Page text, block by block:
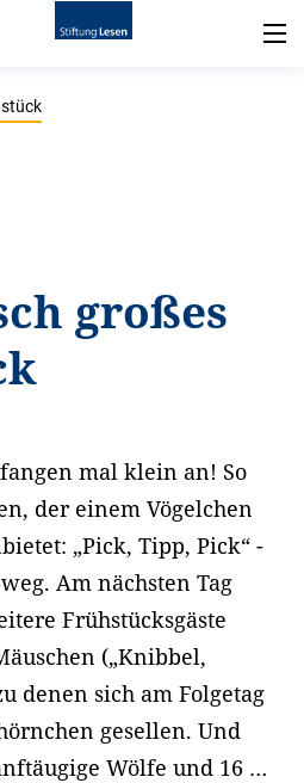
großes
mal klein an! So
der einem Vögelchen
„Pick, Tipp, Pick“ -
Am nächsten Tag
Frühstücksgäste
(„Knibbel,
denen sich am Folgetag
gesellen. Und
Wölfe und 16 …